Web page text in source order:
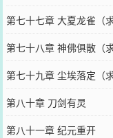
第七十七章 大夏龙雀（
第七十八章 神佛俱散（
第七十九章 尘埃落定（
第八十章 刀剑有灵
第八十一章 纪元重开